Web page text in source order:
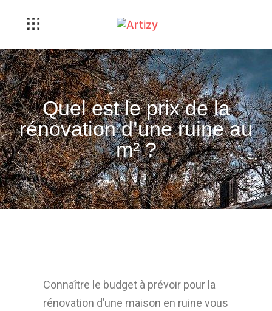
Quel est le prix de la
rénovation d’une ruine au
m² ?
Connaître le budget à prévoir pour la
rénovation d’une maison en ruine vous